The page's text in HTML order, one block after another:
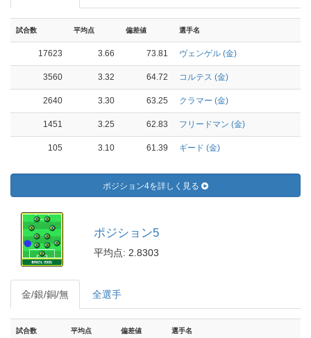
試合数 平均点 偏差値 選手名
17623 3.66 73.81 ヴェンゲル (金)
3560 3.32 64.72 コルテス (金)
2640 3.30 63.25 クラマー (金)
1451 3.25 62.83 フリードマン (金)
105 3.10 61.39 ギード (金)
ポジション4を詳しく見る
ポジション5
平均点: 2.8303
金/銀/銅/無 全選手
試合数 平均点 偏差値 選手名